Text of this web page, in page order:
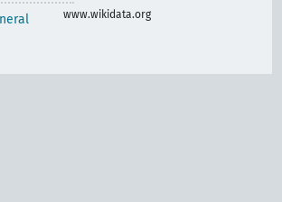
www.wikidata.org